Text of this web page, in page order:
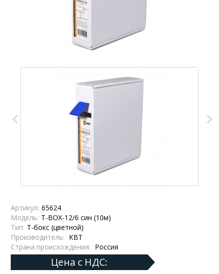
Артикул: 65624
Модель: Т-BOX-12/6 син (10м)
Тип: Т-бокс (цветной)
Производитель: КВТ
Страна происхождения: Россия
Цена с НДС: